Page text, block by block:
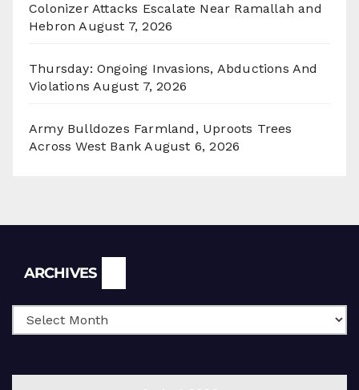
Colonizer Attacks Escalate Near Ramallah and
Hebron August 7, 2026
Thursday: Ongoing Invasions, Abductions And
Violations August 7, 2026
Army Bulldozes Farmland, Uproots Trees
Across West Bank August 6, 2026
ARCHIVES